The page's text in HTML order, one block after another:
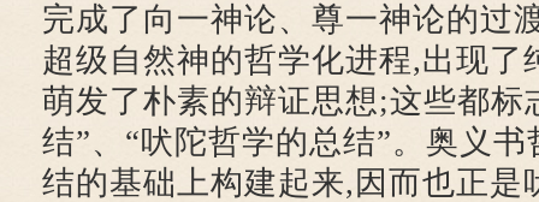
完成了向一神论、尊一神论的过
超级自然神的哲学化进程,出现了
萌发了朴素的辩证思想;这些都标
结”、“吠陀哲学的总结”。奥义
结的基础上构建起来,因而也正是